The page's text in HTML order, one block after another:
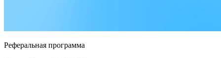
Реферальная программа